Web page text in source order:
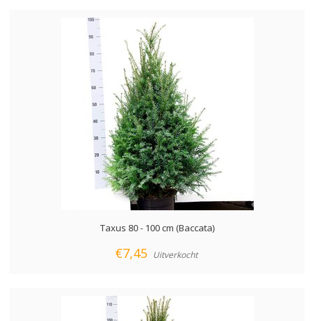
Taxus 80 - 100 cm (Baccata)
€7,45 Uitverkocht